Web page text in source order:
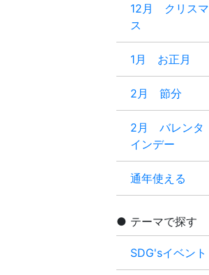
12月 クリスマ
ス
1月 お正月
2月 節分
2月 バレンタ
インデー
通年使える
テーマで探す
SDG'sイベント